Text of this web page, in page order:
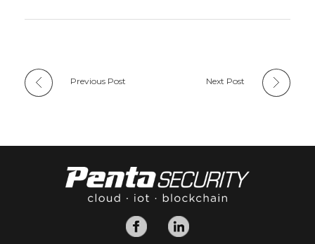
Previous Post Next Post